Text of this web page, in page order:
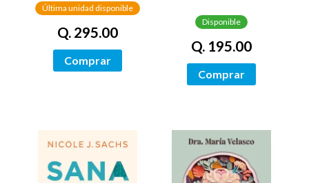
Última unidad disponible
Q. 295.00
Comprar
AUTOEXPLORACIÓN
Disponible
Q. 195.00
Comprar